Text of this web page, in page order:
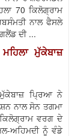
70 ਕਿਲੋਗ੍ਰਾਮ
ਨਾਲ ਫੈਸਲੇ
ਦੀ ...
ਮੁੱਕੇਬਾਜ਼
ਪ੍ਰਿਆ ਨੇ
ਨਾਲ ਸੋਨ ਤਗਮਾ
ਵਰਗ ਦੇ
ਅਹਿਮਦੀ ਨੂੰ ਵੰਡੇ